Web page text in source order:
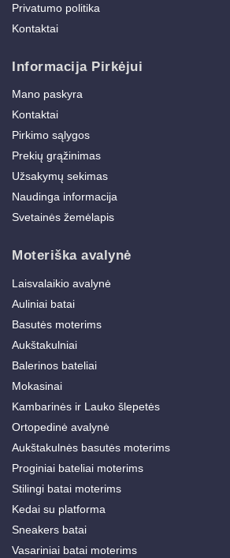
Privatumo politika
Kontaktai
Informacija Pirkėjui
Mano paskyra
Kontaktai
Pirkimo sąlygos
Prekių grąžinimas
Užsakymų sekimas
Naudinga informacija
Svetainės žemėlapis
Moteriška avalynė
Laisvalaikio avalynė
Auliniai batai
Basutės moterims
Aukštakulniai
Balerinos bateliai
Mokasinai
Kambarinės ir Lauko šlepetės
Ortopedinė avalynė
Aukštakulnės basutės moterims
Proginiai bateliai moterims
Stilingi batai moterims
Kedai su platforma
Sneakers batai
Vasariniai batai moterims